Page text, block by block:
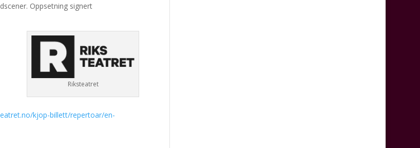
Oppsetning signert
Riksteatret
kjop-billett/repertoar/en-